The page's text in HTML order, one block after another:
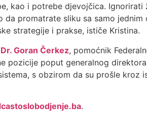
kao i potrebe djevojčica. Ignorirati
promatrate sliku sa samo jednim
strategije i prakse, ističe Kristina.
Dr. Goran Čerkez, pomoćnik
pozicije poput generalnog
s obzirom da su prošle kroz
.